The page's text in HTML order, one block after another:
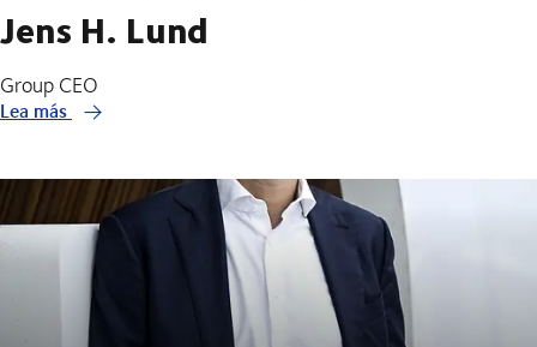
Jens H. Lund
Group CEO
Lea más